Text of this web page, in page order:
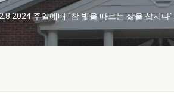
주일예배 “참 빛을 따르는 삶을 삽시다